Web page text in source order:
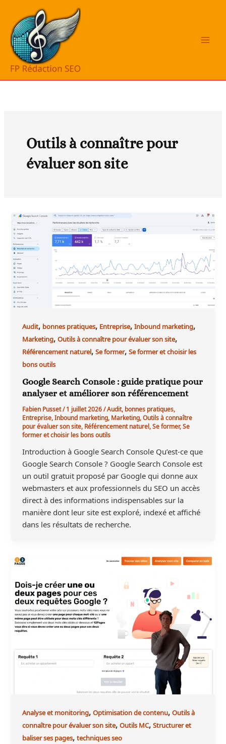
contenu
Outils à connaître pour
évaluer son site
Audit, bonnes pratiques, Entreprise,Inbound marketing,
Marketing,Outils à connaître pour évaluer son site,
Référencement naturel,Se former,Se former et choisir les
bons outils
Google Search Console : guide pratique pour
analyser et améliorer son référencement
Fabien Pusset/1 juillet 2026/Audit,bonnes pratiques,
Entreprise,Inbound marketing,Marketing,Outils à connaître
pour évaluer son site,Référencement naturel,Se former,Se
former et choisir les bons outils
Introduction à Google Search Console Qu’est-ce que
Google Search Console ? Google Search Console est
un outil gratuit proposé par Google qui donne aux
webmasters et aux professionnels du SEO un accès
direct à des informations indispensables sur la
manière dont leur site est exploré, indexé et affiché
dans les résultats de recherche.
Analyse et monitoring,Optimisation de contenu,Outils à
connaître pour évaluer son site,Outils MC,Structurer et
baliser ses pages,techniques seo